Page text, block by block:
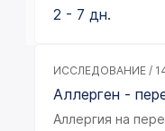
2 - 7 дн.
ИССЛЕДОВАНИЕ /
Аллерген -
Аллергия на